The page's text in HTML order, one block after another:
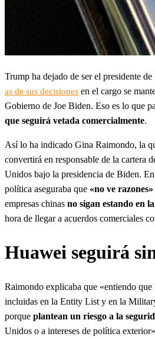
Trump ha dejado de ser el presidente
as de sus decisiones en el cargo se
Gobierno de Joe Biden. Eso es lo que
que seguirá vetada comercialmente.
Así lo ha indicado Gina Raimondo, la
convertirá en responsable de la cartera
Unidos bajo la presidencia de Biden.
política aseguraba que «no ve razones»
empresas chinas no sigan estando en
hora de llegar a acuerdos comerciales
Huawei seguirá
Raimondo explicaba que «entiendo que
incluidas en la Entity List y en la
porque plantean un riesgo a la
Unidos o a intereses de política